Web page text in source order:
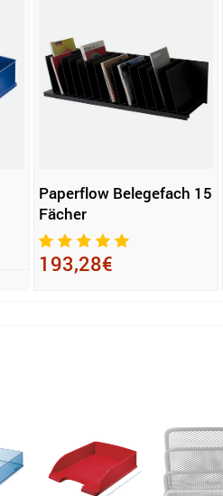
Paperflow Belegefach 15
Fächer
193,28€